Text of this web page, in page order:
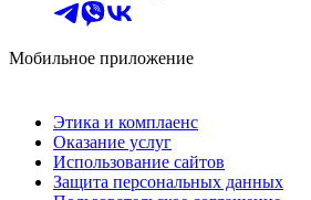
Мобильное приложение
Этика и комплаенс
Оказание услуг
Использование сайтов
Защита персональных данных